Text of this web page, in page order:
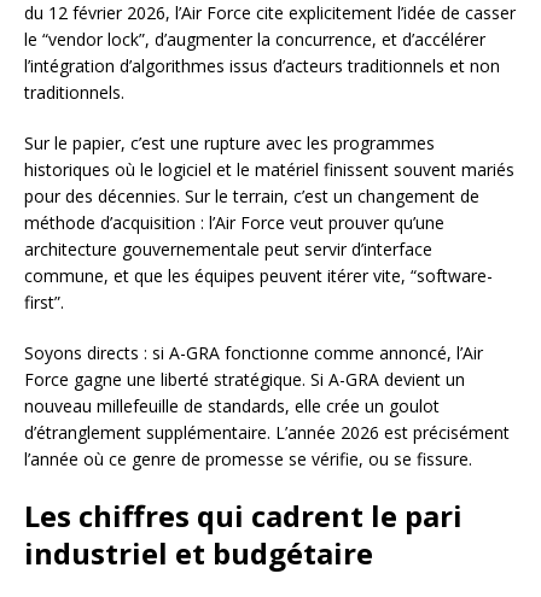
du 12 février 2026, l’Air Force cite explicitement l’idée de casser
le “vendor lock”, d’augmenter la concurrence, et d’accélérer
l’intégration d’algorithmes issus d’acteurs traditionnels et non
traditionnels.
Sur le papier, c’est une rupture avec les programmes
historiques où le logiciel et le matériel finissent souvent mariés
pour des décennies. Sur le terrain, c’est un changement de
méthode d’acquisition : l’Air Force veut prouver qu’une
architecture gouvernementale peut servir d’interface
commune, et que les équipes peuvent itérer vite, “software-
first”.
Soyons directs : si A-GRA fonctionne comme annoncé, l’Air
Force gagne une liberté stratégique. Si A-GRA devient un
nouveau millefeuille de standards, elle crée un goulot
d’étranglement supplémentaire. L’année 2026 est précisément
l’année où ce genre de promesse se vérifie, ou se fissure.
Les chiffres qui cadrent le pari
industriel et budgétaire